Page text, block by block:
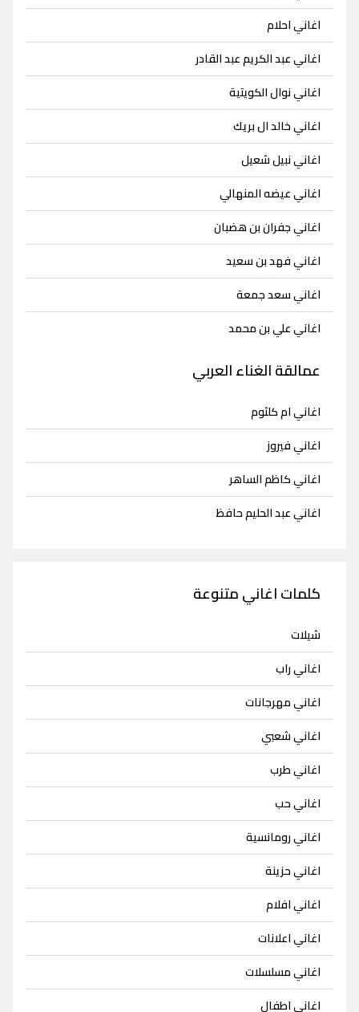
اغاني احلام
اغاني عبد الكريم عبد القادر
اغاني نوال الكويتية
اغاني خالد ال بريك
اغاني نبيل شعيل
اغاني عيضه المنهالي
اغاني جفران بن هضبان
اغاني فهد بن سعيد
اغاني سعد جمعة
اغاني علي بن محمد
عمالقة الغناء العربي
اغاني ام كلثوم
اغاني فيروز
اغاني كاظم الساهر
اغاني عبد الحليم حافظ
كلمات اغاني متنوعة
شيلات
اغاني راب
اغاني مهرجانات
اغاني شعبي
اغاني طرب
اغاني حب
اغاني رومانسية
اغاني حزينة
اغاني افلام
اغاني اعلانات
اغاني مسلسلات
اغاني اطفال